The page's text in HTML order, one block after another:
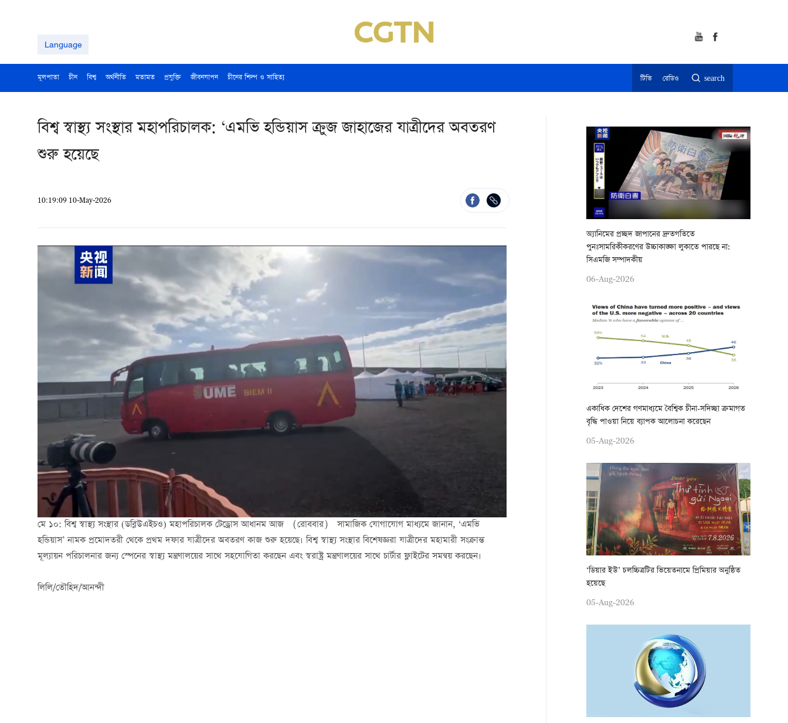
Language
মূলপাতা চীন বিশ্ব অর্থনীতি মতামত প্রযুক্তি জীবনযাপন চীনের শিল্প ও সাহিত্য টিভি রেডিও search
বিশ্ব স্বাস্থ্য সংস্থার মহাপরিচালক: ‘এমভি হন্ডিয়াস ক্রুজ জাহাজের যাত্রীদের অবতরণ
শুরু হয়েছে
10:19:09 10-May-2026
মে ১০: বিশ্ব স্বাস্থ্য সংস্থার (ডব্লিউএইচও) মহাপরিচালক টেড্রোস আধানম আজ （রোববার） সামাজিক যোগাযোগ মাধ্যমে জানান, ‘এমভি
হন্ডিয়াস’ নামক প্রমোদতরী থেকে প্রথম দফার যাত্রীদের অবতরণ কাজ শুরু হয়েছে। বিশ্ব স্বাস্থ্য সংস্থার বিশেষজ্ঞরা যাত্রীদের মহামারী সংক্রান্ত
মূল্যায়ন পরিচালনার জন্য স্পেনের স্বাস্থ্য মন্ত্রণালয়ের সাথে সহযোগিতা করছেন এবং স্বরাষ্ট্র মন্ত্রণালয়ের সাথে চার্টার ফ্লাইটের সমন্বয় করছেন।
লিলি/তৌহিদ/আনন্দী
অ্যানিমের প্রচ্ছদ জাপানের দ্রুতগতিতে
পুনঃসামরিকীকরণের উচ্চাকাঙ্ক্ষা লুকাতে পারছে না:
সিএমজি সম্পাদকীয়
06-Aug-2026
একাধিক দেশের গণমাধ্যমে বৈশ্বিক চীনা-সদিচ্ছা ক্রমাগত
বৃদ্ধি পাওয়া নিয়ে ব্যাপক আলোচনা করেছেন
05-Aug-2026
‘ডিয়ার ইউ’ চলচ্চিত্রটির ভিয়েতনামে প্রিমিয়ার অনুষ্ঠিত
হয়েছে
05-Aug-2026